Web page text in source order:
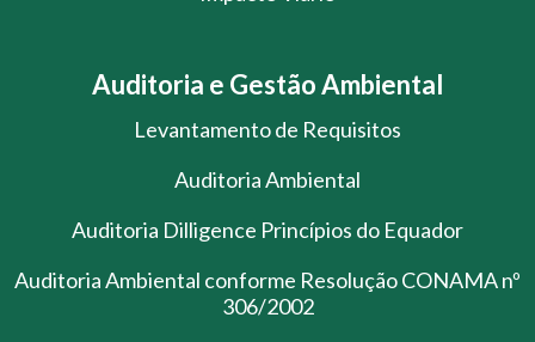
Auditoria e Gestão Ambiental
Levantamento de Requisitos
Auditoria Ambiental
Auditoria Dilligence Princípios do Equador
Auditoria Ambiental conforme Resolução CONAMA nº
306/2002